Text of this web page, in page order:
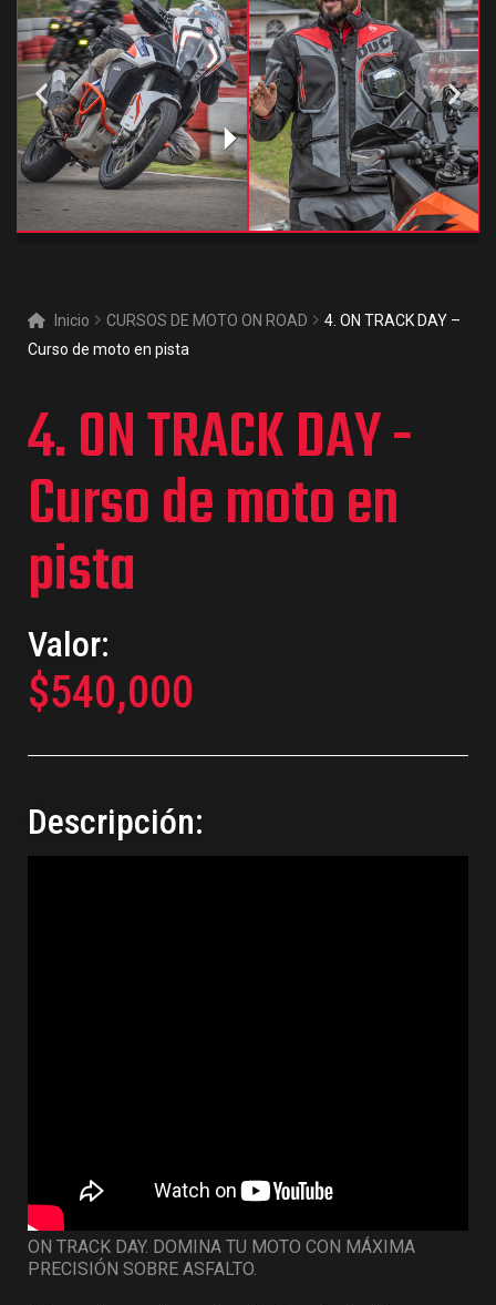
Inicio CURSOS DE MOTO ON ROAD
4. ON TRACK DAY –
Curso de moto en pista
4. ON TRACK DAY -
Curso de moto en
pista
Valor:
$540,000
Descripción:
ON TRACK DAY. DOMINA TU MOTO CON MÁXIMA
PRECISIÓN SOBRE ASFALTO.